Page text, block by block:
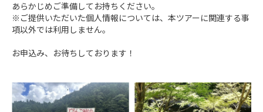
あらかじめご準備してお持ちください。
※ご提供いただいた個人情報については、本ツアーに関連する事
項以外では利用しません。
お申込み、お待ちしております！